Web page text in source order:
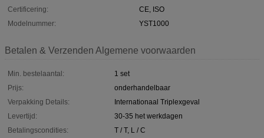
Certificering:
CE, ISO
Modelnummer:
YST1000
Betalen & Verzenden Algemene voorwaarden
Min. bestelaantal:
1 set
Prijs:
onderhandelbaar
Verpakking Details:
Internationaal Triplexgeval
Levertijd:
30-35 het werkdagen
Betalingscondities:
T / T, L / C